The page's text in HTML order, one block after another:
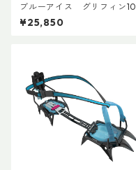
ブルーアイス グリフィン10
ユニバーサル
¥25,850